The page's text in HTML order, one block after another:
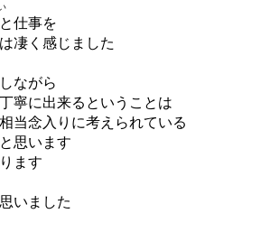
仕事を
凄く感じました
ながら
寧に出来るということは
当念入りに考えられている
思います
ます
いました